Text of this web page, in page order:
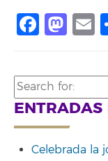
Search
for:
ENTRADAS
Celebrada la